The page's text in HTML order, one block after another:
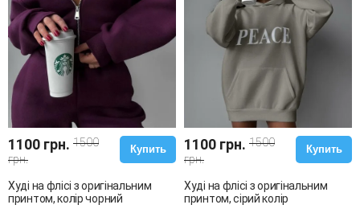
1100 грн. 1500
грн.
Купить
Худі на флісі з оригінальним
принтом, колір чорний
1100 грн. 1500
грн.
Купить
Худі на флісі з оригінальним
принтом, сірий колір